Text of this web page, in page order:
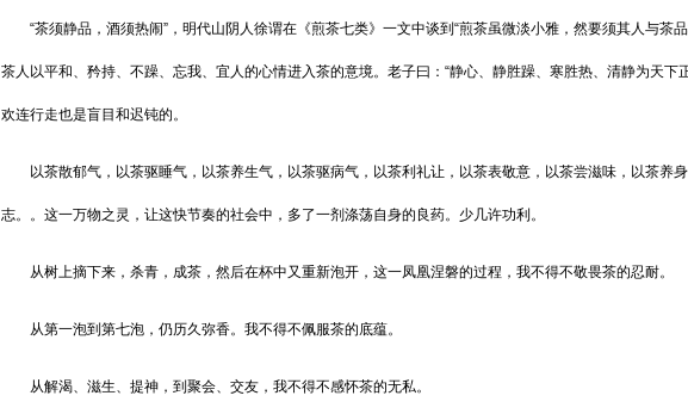
“茶须静品，酒须热闹”，明代山阴人徐谓在《煎茶七类》一文中谈到“煎茶虽微淡小雅，然要须其人与茶
茶人以平和、矜持、不躁、忘我、宜人的心情进入茶的意境。老子曰：“静心、静胜躁、寒胜热、清静为天下
欢连行走也是盲目和迟钝的。
以茶散郁气，以茶驱睡气，以茶养生气，以茶驱病气，以茶利礼让，以茶表敬意，以茶尝滋味，以茶养
志。。这一万物之灵，让这快节奏的社会中，多了一剂涤荡自身的良药。少几许功利。
从树上摘下来，杀青，成茶，然后在杯中又重新泡开，这一凤凰涅磐的过程，我不得不敬畏茶的忍耐。
从第一泡到第七泡，仍历久弥香。我不得不佩服茶的底蕴。
从解渴、滋生、提神，到聚会、交友，我不得不感怀茶的无私。